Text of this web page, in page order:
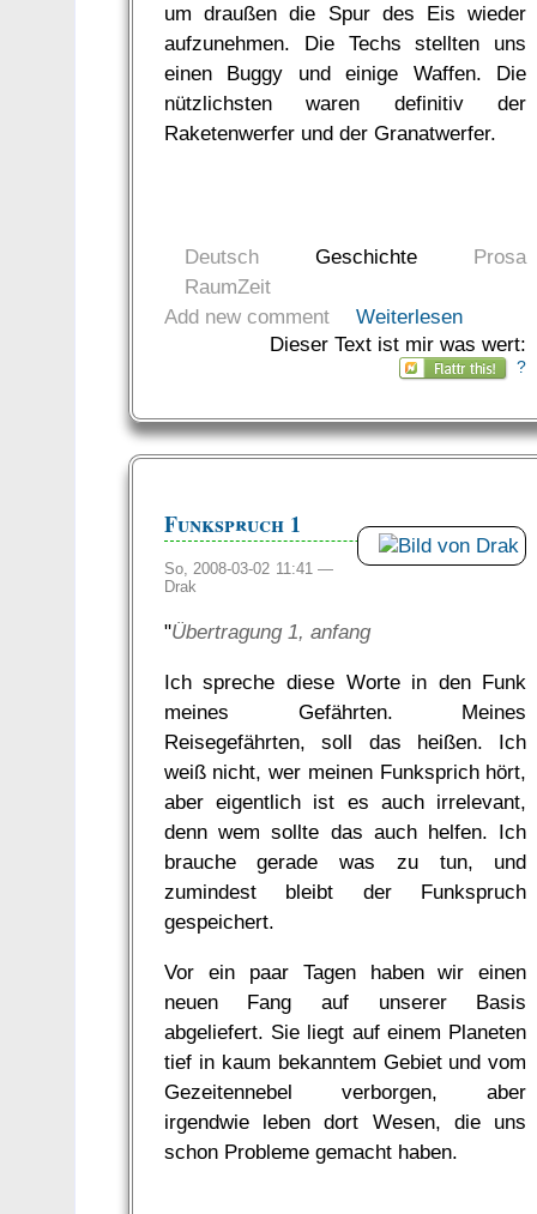
um draußen die Spur des Eis wieder
aufzunehmen. Die Techs stellten uns
einen Buggy und einige Waffen. Die
nützlichsten waren definitiv der
Raketenwerfer und der Granatwerfer.
Deutsch Geschichte
Prosa
RaumZeit
Add new comment
Weiterlesen
Dieser Text ist mir was wert:
?
Funkspruch 1
So, 2008-03-02 11:41 —
Drak
"Übertragung 1, anfang
Ich spreche diese Worte in den Funk
meines Gefährten. Meines
Reisegefährten, soll das heißen. Ich
weiß nicht, wer meinen Funksprich hört,
aber eigentlich ist es auch irrelevant,
denn wem sollte das auch helfen. Ich
brauche gerade was zu tun, und
zumindest bleibt der Funkspruch
gespeichert.
Vor ein paar Tagen haben wir einen
neuen Fang auf unserer Basis
abgeliefert. Sie liegt auf einem Planeten
tief in kaum bekanntem Gebiet und vom
Gezeitennebel verborgen, aber
irgendwie leben dort Wesen, die uns
schon Probleme gemacht haben.